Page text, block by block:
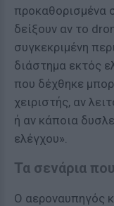
προκαθορισμένα
δείξουν αν το
συγκεκριμένη
διάστημα εκτός
που δέχθηκε
χειριστής, αν
ή αν κάποια
ελέγχου».
Τα σενάρια
O αεροναυπηγός